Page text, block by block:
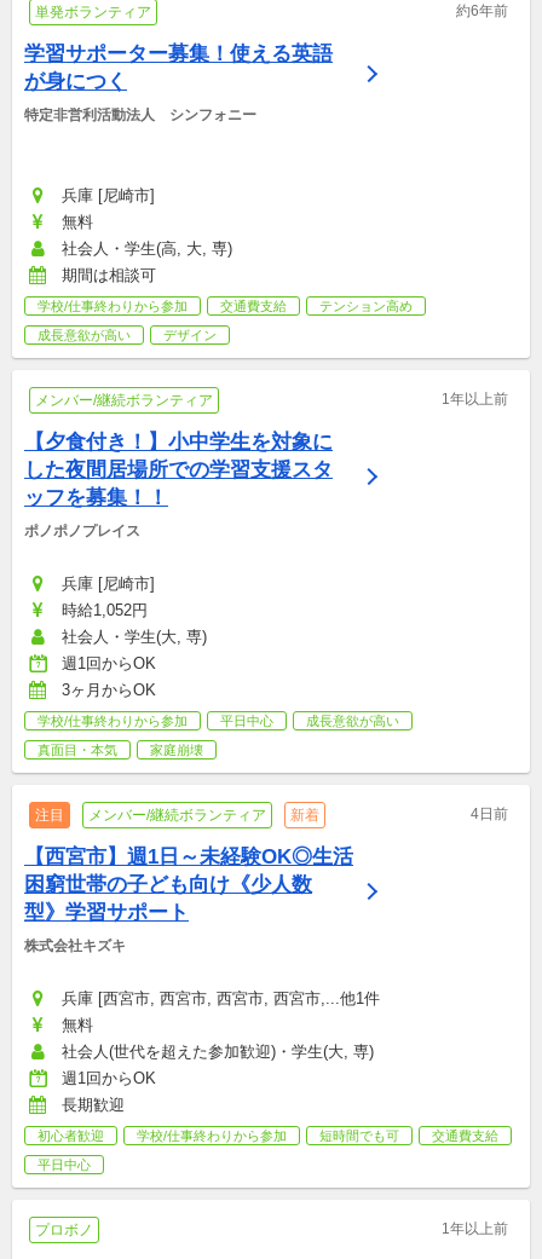
単発ボランティア 約6年前
学習サポーター募集！使える英語
が身につく
特定非営利活動法人　シンフォニー
兵庫 [尼崎市]
無料
社会人・学生(高, 大, 専)
期間は相談可
学校/仕事終わりから参加 交通費支給
テンション高め
成長意欲が高い
デザイン
メンバー/継続ボランティア 1年以上前
【夕食付き！】小中学生を対象に
した夜間居場所での学習支援スタ
ッフを募集！！
ポノポノプレイス
兵庫 [尼崎市]
時給1,052円
社会人・学生(大, 専)
週1回からOK
3ヶ月からOK
学校/仕事終わりから参加 平日中心
成長意欲が高い
真面目・本気
家庭崩壊
注目 メンバー/継続ボランティア 新着 4日前
【西宮市】週1日～未経験OK◎生活
困窮世帯の子ども向け《少人数
型》学習サポート
株式会社キズキ
兵庫 [西宮市, 西宮市, 西宮市, 西宮市,...他1件
無料
社会人(世代を超えた参加歓迎)・学生(大, 専)
週1回からOK
長期歓迎
初心者歓迎 学校/仕事終わりから参加 短時間でも可
交通費支給
平日中心
プロボノ 1年以上前